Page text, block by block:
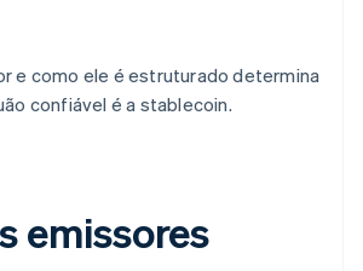
e como ele é estruturado determina
confiável é a stablecoin.
emissores